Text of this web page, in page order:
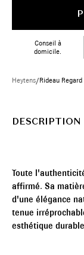
Conseil à
domicile.
Heytens/Rideau Regard
DESCRIPTION
Toute
affirmé. Sa
d'une élégance
tenue
esthétique